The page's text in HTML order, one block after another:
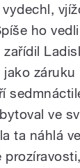
ho
ve
ta náhlá